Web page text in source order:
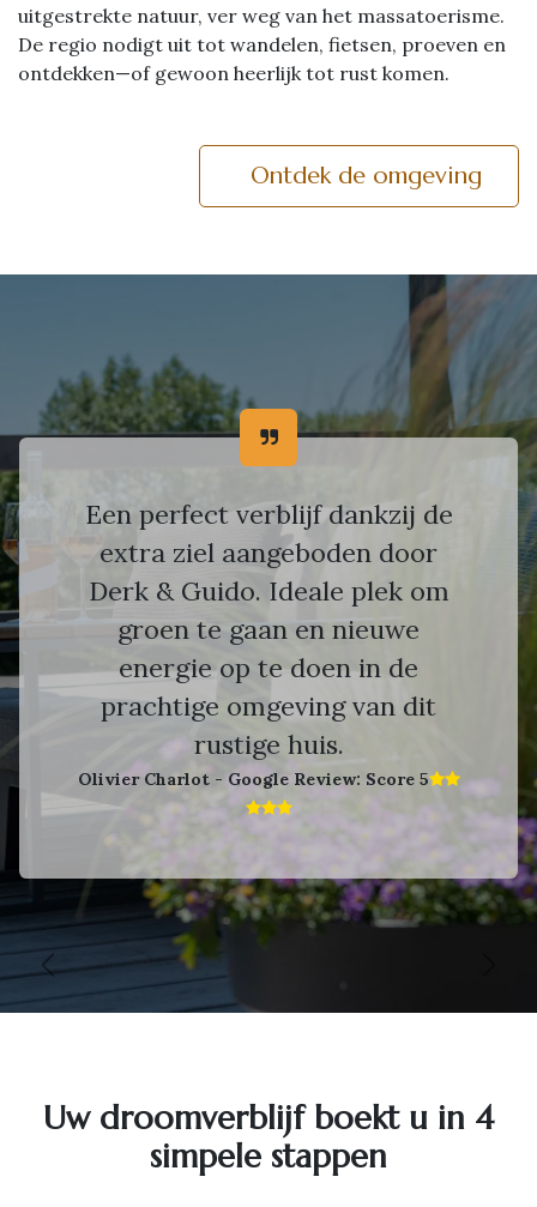
uitgestrekte natuur, ver weg van het massatoerisme.
De regio nodigt uit tot wandelen, fietsen, proeven en
ontdekken—of gewoon heerlijk tot rust komen.
Ontdek de omgeving
Een perfect verblijf dankzij de
extra ziel aangeboden door
Derk & Guido. Ideale plek om
groen te gaan en nieuwe
energie op te doen in de
prachtige omgeving van dit
rustige huis.
Olivier Charlot - Google Review: Score 5​
Vorige
Uw droomverblijf boekt u in 4
simpele stappen